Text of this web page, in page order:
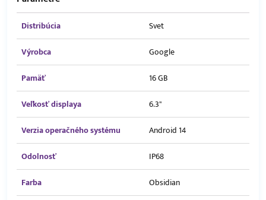
Distribúcia
Svet
Výrobca
Google
Pamäť
16 GB
Veľkosť displaya
6.3"
Verzia operačného systému
Android 14
Odolnosť
IP68
Farba
Obsidian